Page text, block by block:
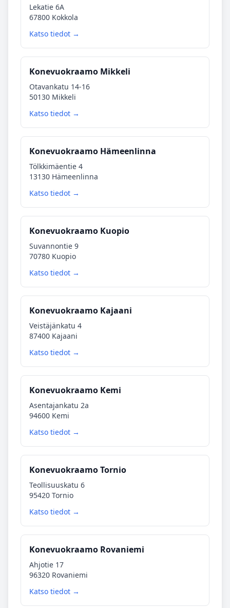
Lekatie 6A
67800 Kokkola
Katso tiedot →
Konevuokraamo Mikkeli
Otavankatu 14-16
50130 Mikkeli
Katso tiedot →
Konevuokraamo Hämeenlinna
Tölkkimäentie 4
13130 Hämeenlinna
Katso tiedot →
Konevuokraamo Kuopio
Suvannontie 9
70780 Kuopio
Katso tiedot →
Konevuokraamo Kajaani
Veistäjänkatu 4
87400 Kajaani
Katso tiedot →
Konevuokraamo Kemi
Asentajankatu 2a
94600 Kemi
Katso tiedot →
Konevuokraamo Tornio
Teollisuuskatu 6
95420 Tornio
Katso tiedot →
Konevuokraamo Rovaniemi
Ahjotie 17
96320 Rovaniemi
Katso tiedot →